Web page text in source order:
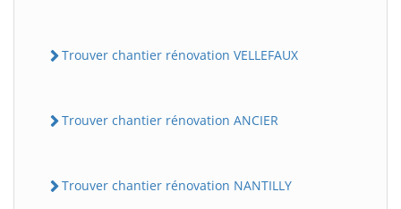
Trouver chantier rénovation VELLEFAUX
Trouver chantier rénovation ANCIER
Trouver chantier rénovation NANTILLY